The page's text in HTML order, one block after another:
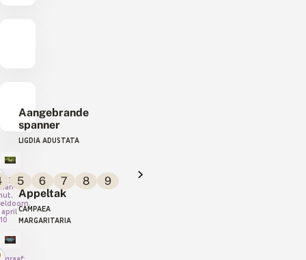
Aangebrande
spanner
LIGDIA ADUSTATA
april
Appeltak
CAMPAEA
MARGARITARIA
5 6 7 8 9